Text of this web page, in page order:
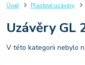
Úvod Plastové uzávěry
Uzávěry GL
V této kategorii nebylo